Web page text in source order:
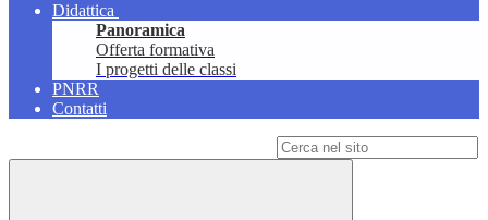
Didattica
Panoramica
Offerta formativa
I progetti delle classi
PNRR
Contatti